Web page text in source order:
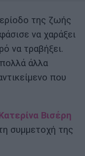
της ζωής
να χαράξει
να τραβήξει.
άλλα
που
Βισέρη
συμμετοχή της